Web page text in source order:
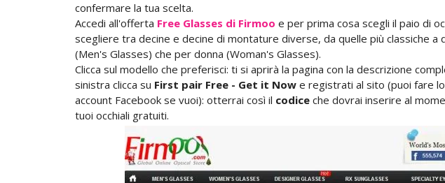
confermare la tua scelta.
Accedi all'offerta Free Glasses di Firmoo e per prima cosa scegli il paio di
scegliere tra decine e decine di montature diverse, da quelle più classiche a
(Men's Glasses) che per donna (Woman's Glasses).
Clicca sul modello che preferisci: ti si aprirà la pagina con la descrizione
sinistra clicca su First pair Free - Get it Now e registrati al sito (puoi fare
account Facebook se vuoi): otterrai così il codice che dovrai inserire al
tuoi occhiali gratuiti.